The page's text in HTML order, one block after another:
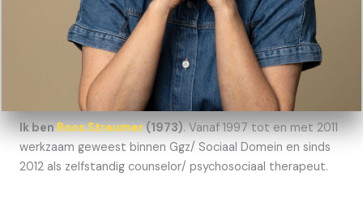
Ik benRoos Streumer(1973). Vanaf 1997 tot en met 2011
werkzaam geweest binnen Ggz/ Sociaal Domein en sinds
2012 als zelfstandig counselor/ psychosociaal therapeut.